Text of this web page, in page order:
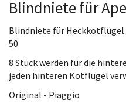
Blindniete für
Blindniete für Heckkotflügel
50
8 Stück werden für die
jeden hinteren Kotflügel
Original - Piaggio